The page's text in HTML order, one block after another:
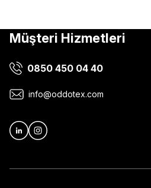
Ürün resmi kalitesiz, bozuk
Ürün bilgilerinde hatalar
Müşteri Hizmetleri
0850 450 04 40
info@oddotex.com